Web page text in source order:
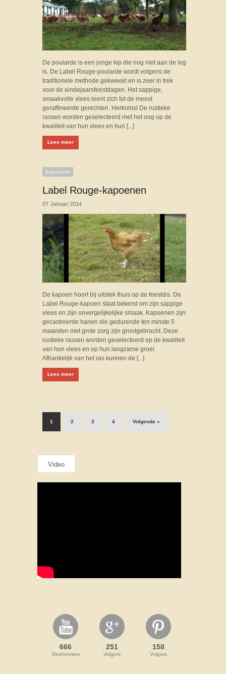
De poularde is een jonge kip die nog niet aan de leg
is. De Label Rouge-poularde wordt volgens de
traditionele methode gekweekt en is zeer in trek
voor de eindejaarsfeestdagen. Het sappige,
smaakvolle vlees leent zich tot de meest
geraffineerde gerechten. Herkomst De rustieke
rassen worden geselecteerd met het oog op de
kwaliteit van hun vlees en hun [...]
Lees meer
Kapoenen
Label Rouge-kapoenen
07 Januari 2014
De kapoen hoort bij uitstek thuis op de feestdis. De
Label Rouge-kapoen staat bekend om zijn sappige
vlees en zijn onvergelijkelijke smaak. Kapoenen zijn
gecastreerde hanen die gedurende ten minste 5
maanden met grote zorg zijn grootgebracht. Deze
rustieke rassen worden geselecteerd op de kwaliteit
van hun vlees en op hun langzame groei.
Afhankelijk van het ras kunnen de [...]
Lees meer
1 2 3 4 Volgende »
Video
666
Deelnemers
251
Volgers
158
Volgers